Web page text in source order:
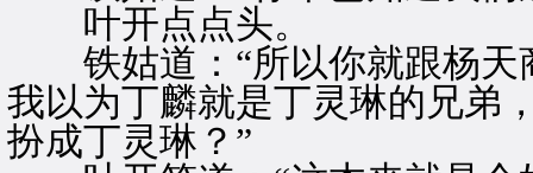
叶开点点头。
铁姑道：“所以你就跟杨天
我以为丁麟就是丁灵琳的兄弟
扮成丁灵琳？”